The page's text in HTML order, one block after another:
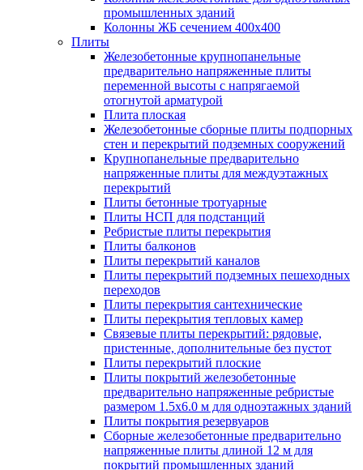
промышленных зданий
Колонны ЖБ сечением 400х400
Плиты
Железобетонные крупнопанельные
предварительно напряженные плиты
переменной высоты с напрягаемой
отогнутой арматурой
Плита плоская
Железобетонные сборные плиты подпорных
стен и перекрытий подземных сооружений
Крупнопанельные предварительно
напряженные плиты для междуэтажных
перекрытий
Плиты бетонные тротуарные
Плиты НСП для подстанций
Ребристые плиты перекрытия
Плиты балконов
Плиты перекрытий каналов
Плиты перекрытий подземных пешеходных
переходов
Плиты перекрытия сантехнические
Плиты перекрытия тепловых камер
Связевые плиты перекрытий: рядовые,
пристенные, дополнительные без пустот
Плиты перекрытий плоские
Плиты покрытий железобетонные
предварительно напряженные ребристые
размером 1.5х6.0 м для одноэтажных зданий
Плиты покрытия резервуаров
Сборные железобетонные предварительно
напряженные плиты длиной 12 м для
покрытий промышленных зданий